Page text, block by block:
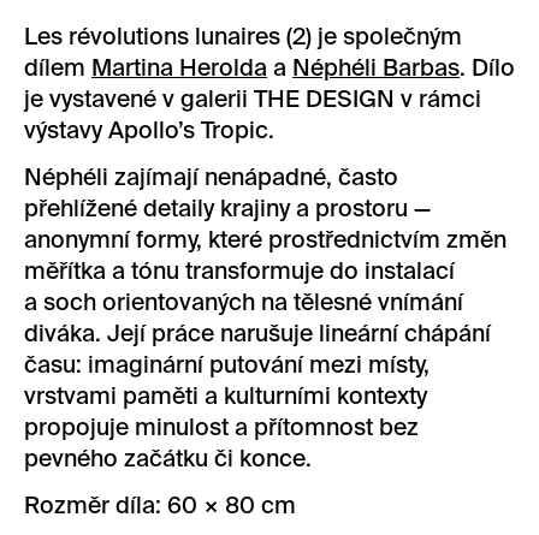
Les révolutions lunaires (2) je společným
dílem Martina Herolda a Néphéli Barbas. Dílo
je vystavené v galerii THE DESIGN v rámci
výstavy Apollo’s Tropic.
Néphéli zajímají nenápadné, často
přehlížené detaily krajiny a prostoru —
anonymní formy, které prostřednictvím změn
měřítka a tónu transformuje do instalací
a soch orientovaných na tělesné vnímání
diváka. Její práce narušuje lineární chápání
času: imaginární putování mezi místy,
vrstvami paměti a kulturními kontexty
propojuje minulost a přítomnost bez
pevného začátku či konce.
Rozměr díla: 60 × 80 cm